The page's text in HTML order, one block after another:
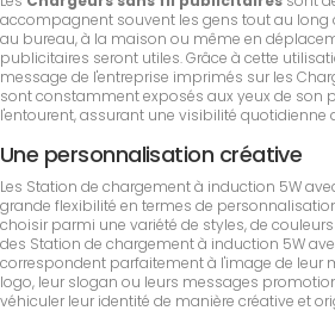
accompagnent souvent les gens tout au long
au bureau, à la maison ou même en
publicitaires seront utiles. Grâce à cette
message de l'entreprise imprimés sur les
sont constamment exposés aux yeux de son
l'entourent, assurant une visibilité quotidienne
Une personnalisation créative
Les Station de chargement à induction 5W
grande flexibilité en termes de
choisir parmi une variété de styles, de
des Station de chargement à induction 5W
correspondent parfaitement à l'image de leur
logo, leur slogan ou leurs messages
véhiculer leur identité de manière créative et